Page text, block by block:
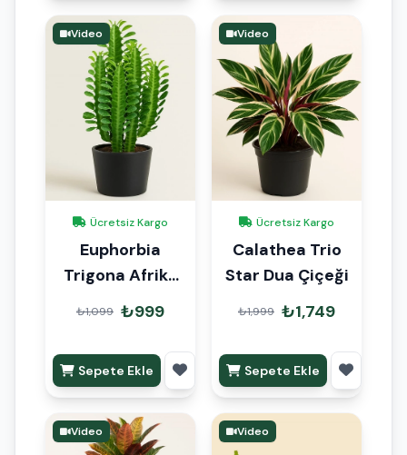
Video
Ücretsiz Kargo
Euphorbia
Trigona Afrika
Süt Ağacı 30-
₺1,099 ₺999
Sepete Ekle
Video
Ücretsiz Kargo
Calathea Trio
Star Dua Çiçeği
₺1,999 ₺1,749
Sepete Ekle
Video Video